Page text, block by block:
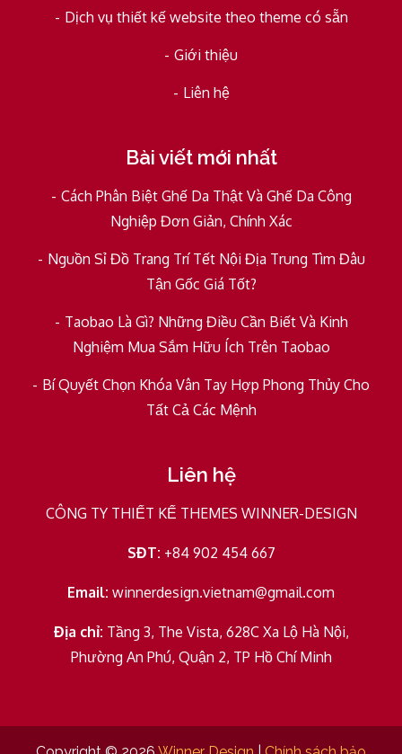
Dịch vụ thiết kế website theo theme có sẵn
Giới thiệu
Liên hệ
Bài viết mới nhất
Cách Phân Biệt Ghế Da Thật Và Ghế Da Công
Nghiệp Đơn Giản, Chính Xác
Nguồn Sỉ Đồ Trang Trí Tết Nội Địa Trung Tìm Đâu
Tận Gốc Giá Tốt?
Taobao Là Gì? Những Điều Cần Biết Và Kinh
Nghiệm Mua Sắm Hữu Ích Trên Taobao
Bí Quyết Chọn Khóa Vân Tay Hợp Phong Thủy Cho
Tất Cả Các Mệnh
Liên hệ
CÔNG TY THIẾT KẾ THEMES WINNER-DESIGN
SĐT: +84 902 454 667
Email: winnerdesign.vietnam@gmail.com
Địa chỉ: Tầng 3, The Vista, 628C Xa Lộ Hà Nội,
Phường An Phú, Quận 2, TP Hồ Chí Minh